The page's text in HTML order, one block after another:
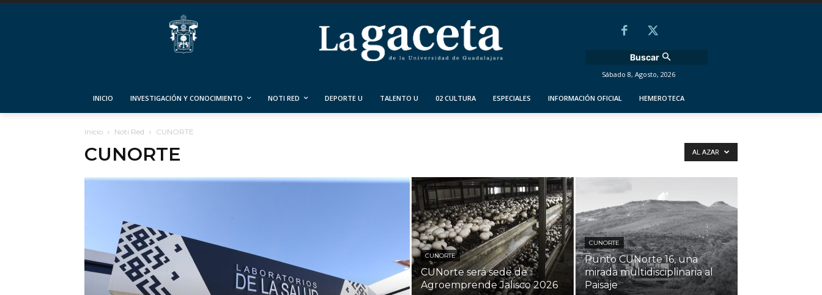
Buscar
Sábado 8, Agosto, 2026
INICIO INVESTIGACIÓN Y CONOCIMIENTO NOTI RED DEPORTE U TALENTO U 02 CULTURA ESPECIALES INFORMACIÓN OFICIAL HEMEROTECA
Inicio Noti Red CUNORTE
CUNORTE AL AZAR
CUNORTE
CUNorte será sede de
Agroemprende Jalisco 2026
CUNORTE
Punto CUNorte 16, una
mirada multidisciplinaria al
Paisaje